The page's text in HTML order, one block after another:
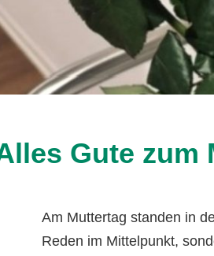
Gute zum
Am Muttertag standen in
Reden im Mittelpunkt,